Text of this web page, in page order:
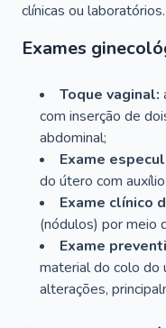
clínicas ou laboratórios.
Exames
Toque vaginal:
com inserção de
abdominal;
Exame
do útero com
Exame clínico
(nódulos) por meio
Exame
material do colo do
alterações,